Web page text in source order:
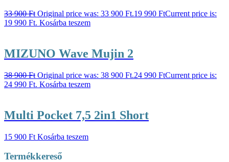
33 900Ft Original price was: 33 900 Ft.19 990 FtCurrent price is:
19 990 Ft. Kosárba teszem
MIZUNO Wave Mujin 2
38 900Ft Original price was: 38 900 Ft.24 990 FtCurrent price is:
24 990 Ft. Kosárba teszem
Multi Pocket 7,5 2in1 Short
15 900 Ft Kosárba teszem
Termékkereső